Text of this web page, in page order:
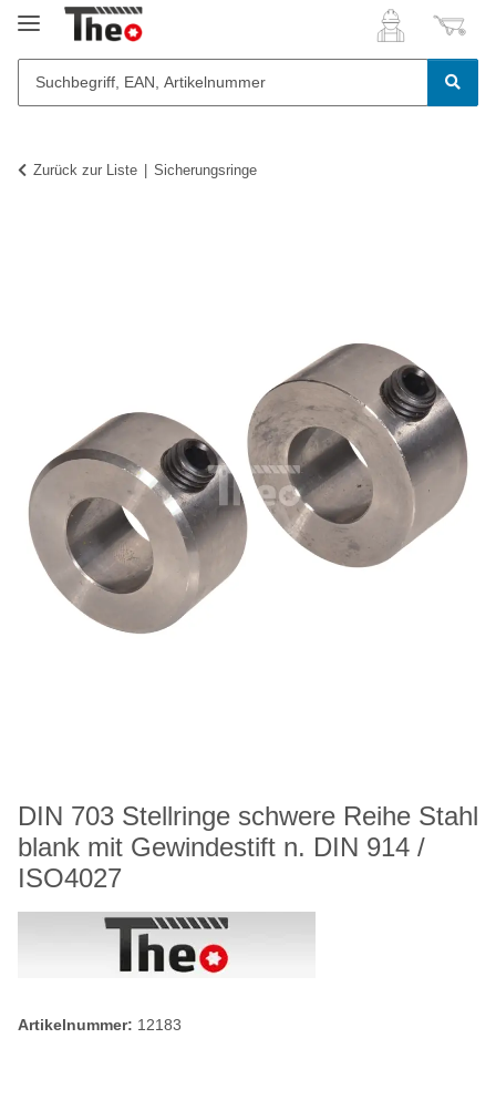
Zurück zur Liste Sicherungsringe
DIN 703 Stellringe schwere Reihe Stahl
blank mit Gewindestift n. DIN 914 /
ISO4027
Artikelnummer: 12183